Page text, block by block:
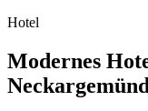
Hotel
Modernes
Neckargemünd